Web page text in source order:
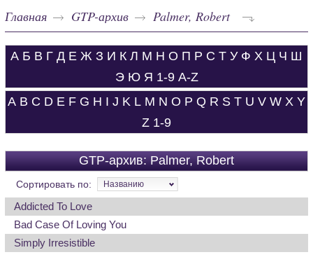
Главная GTP-архив Palmer, Robert
А Б В Г Д Е Ж З И К Л М Н О П Р С Т У Ф Х Ц Ч Ш
Э Ю Я 1-9 A-Z
A B C D E F G H I J K L M N O P Q R S T U V W X Y
Z 1-9
GTP-архив: Palmer, Robert
Сортировать по: Названию
Addicted To Love
Bad Case Of Loving You
Simply Irresistible